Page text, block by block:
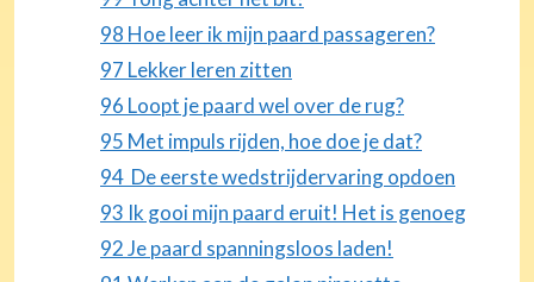
98 Hoe leer ik mijn paard passageren?
97 Lekker leren zitten
96 Loopt je paard wel over de rug?
95 Met impuls rijden, hoe doe je dat?
94 De eerste wedstrijdervaring opdoen
93 Ik gooi mijn paard eruit! Het is genoeg
92 Je paard spanningsloos laden!